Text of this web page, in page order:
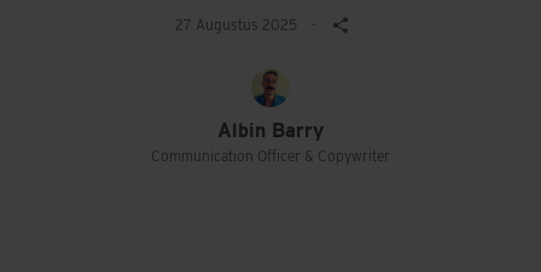
27 Augustus 2025 -
Albin Barry
Communication Officer & Copywriter